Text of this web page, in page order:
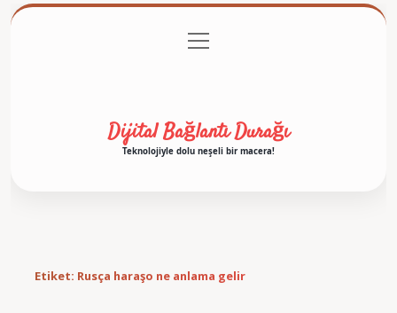
Gizlilik Politikası
menüyü
aç
Dijital Bağlantı Durağı
Teknolojiyle dolu neşeli bir macera!
Etiket: Rusça haraşo ne anlama gelir